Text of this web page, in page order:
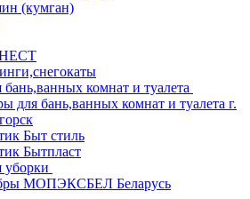
(кумган)
комнат и туалета
для бань,ванных комнат и туалета г.
Быт стиль
Бытпласт
уборки
МОПЭКСБЕЛ Беларусь